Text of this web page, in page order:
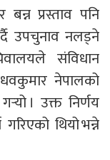
प्रस्ताव पनि
उपचुनाव नलड्ने
संविधान
नेपालको
। उक्त निर्णय
थियो भन्ने